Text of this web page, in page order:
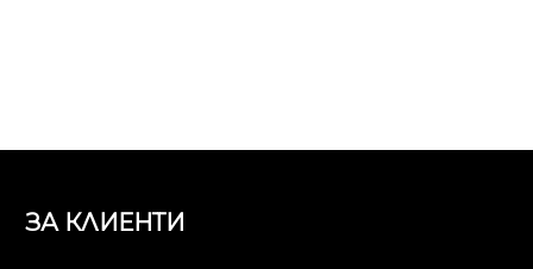
ЗА КЛИЕНТИ